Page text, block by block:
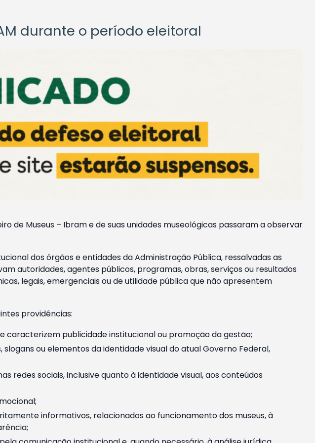
durante o período eleitoral
de Museus – Ibram e de suas unidades museológicas passaram a observar
dos órgãos e entidades da Administração Pública, ressalvadas as
autoridades, agentes públicos, programas, obras, serviços ou resultados
legais, emergenciais ou de utilidade pública que não apresentem
providências:
caracterizem publicidade institucional ou promoção da gestão;
ou elementos da identidade visual do atual Governo Federal,
redes sociais, inclusive quanto à identidade visual, aos conteúdos
informativos, relacionados ao funcionamento dos museus, à